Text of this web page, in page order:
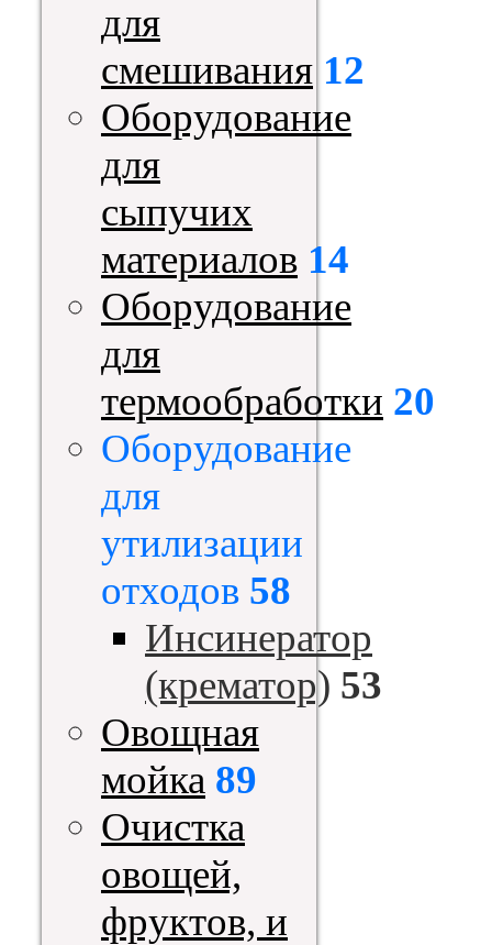
для
смешивания 12
Оборудование
для
сыпучих
материалов 14
Оборудование
для
термообработки 20
Оборудование
для
утилизации
отходов 58
Инсинератор
(крематор) 53
Овощная
мойка 89
Очистка
овощей,
фруктов, и